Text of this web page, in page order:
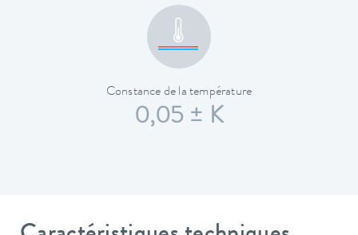
Constance de la température
0,05 ± K